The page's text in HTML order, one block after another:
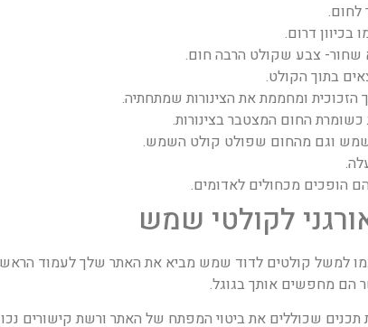
לחום.
בכיוון דרום.
שחור- צבע שקולט הרבה חום.
בתוך הקולט.
ומחממת את הצינורות שמתחתיה.
החום המצטבר בצינורות.
וגם מהחום שפולט קולט השמש.
הופכים מכחולים לאדומים.
לקולטי שמש
למשל קולטים לדוד שמש מביא את האתר שלך לעמוד
הם מחפשים אותך בגוגל.
תכנים שכוללים את ביטוי המפתח של האתר ורשת קישורים